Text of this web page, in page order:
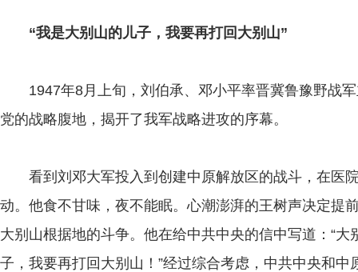
“我是大别山的儿子，我要再打回大别山”
1947年8月上旬，刘伯承、邓小平率晋冀鲁豫野战军
党的战略腹地，揭开了我军战略进攻的序幕。
看到刘邓大军投入到创建中原解放区的战斗，在医
动。他食不甘味，夜不能眠。心潮澎湃的王树声决定提
大别山根据地的斗争。他在给中共中央的信中写道：“
子，我要再打回大别山！”经过综合考虑，中共中央和中